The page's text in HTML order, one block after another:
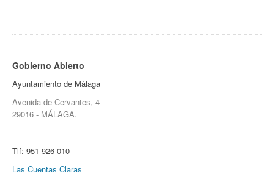
Gobierno Abierto
Ayuntamiento de Málaga
Avenida de Cervantes, 4
29016 - MÁLAGA.
Tlf: 951 926 010
Las Cuentas Claras